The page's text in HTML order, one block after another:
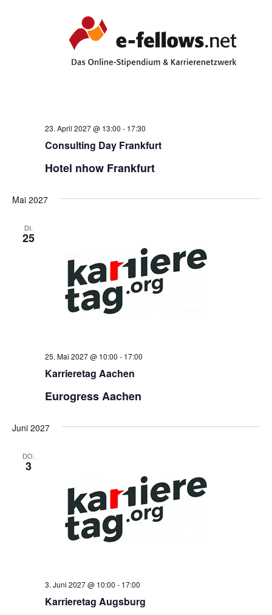
Consulting Day Frankfurt
23. April 2027 @ 13:00 - 17:30
Hotel nhow Frankfurt
Mai 2027
DI.
25
Karrieretag Aachen
25. Mai 2027 @ 10:00 - 17:00
Eurogress Aachen
Juni 2027
DO.
3
Karrieretag Augsburg
3. Juni 2027 @ 10:00 - 17:00